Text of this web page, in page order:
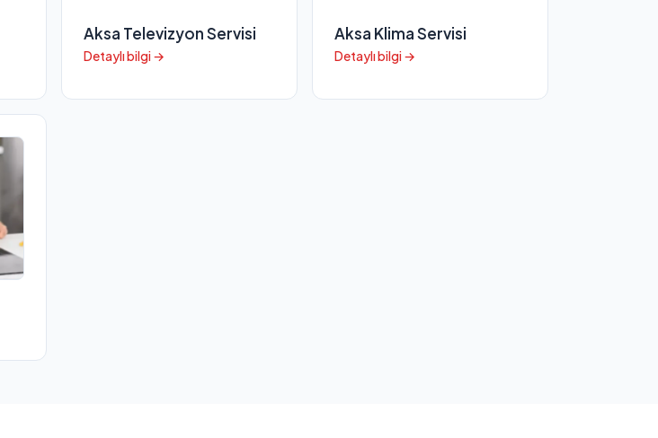
Aksa Televizyon Servisi
Detaylı bilgi →
Aksa Klima Servisi
Detaylı bilgi →